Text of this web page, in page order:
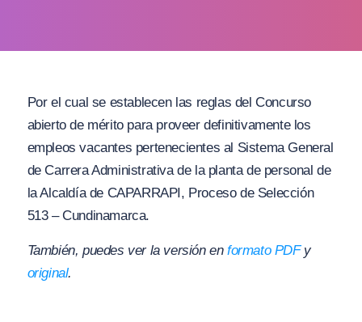
Por el cual se establecen las reglas del Concurso
abierto de mérito para proveer definitivamente los
empleos vacantes pertenecientes al Sistema General
de Carrera Administrativa de la planta de personal de
la Alcaldía de CAPARRAPI, Proceso de Selección
513 – Cundinamarca.
También, puedes ver la versión en formato PDFy
original.